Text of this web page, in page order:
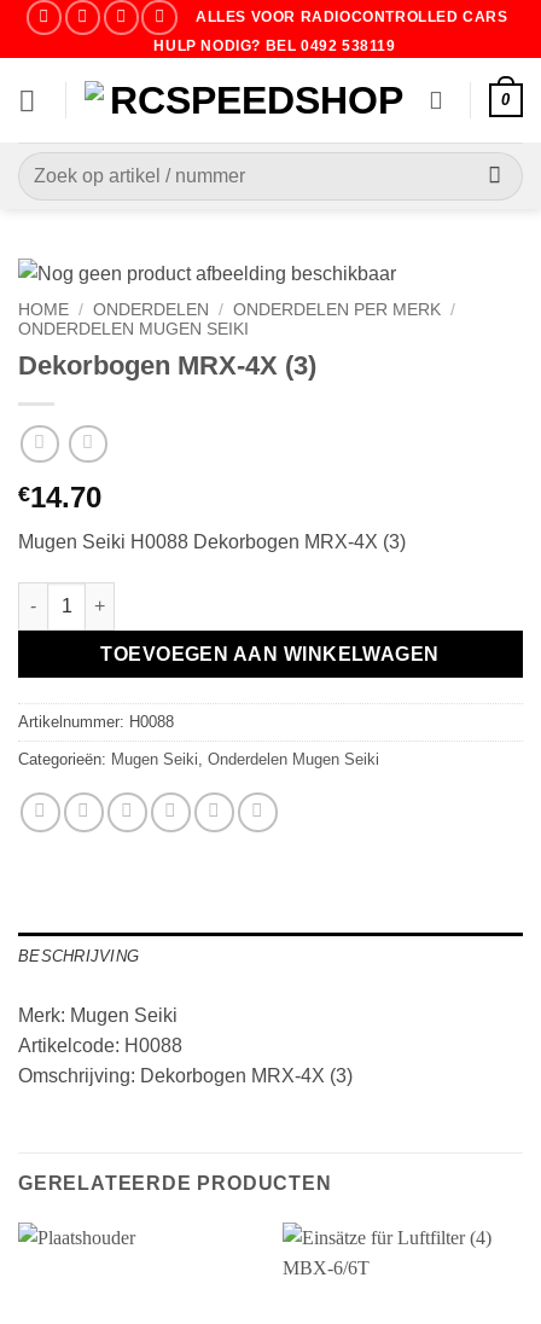
ALLES VOOR RADIOCONTROLLED CARS
HULP NODIG? BEL 0492 538119
0
Zoeken
naar:
HOME / ONDERDELEN / ONDERDELEN PER MERK /
ONDERDELEN MUGEN SEIKI
Dekorbogen MRX-4X (3)
€14.70
Mugen Seiki H0088 Dekorbogen MRX-4X (3)
Dekorbogen MRX-4X (3) aantal
TOEVOEGEN AAN WINKELWAGEN
Artikelnummer: H0088
Categorieën: Mugen Seiki Onderdelen Mugen Seiki
BESCHRIJVING
Merk: Mugen Seiki
Artikelcode: H0088
Omschrijving: Dekorbogen MRX-4X (3)
GERELATEERDE PRODUCTEN